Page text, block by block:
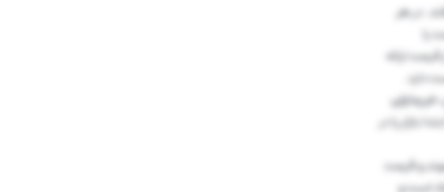
در هر
را
ارائه
دارد.
خریداران
بازار را در
و قیمت
است و